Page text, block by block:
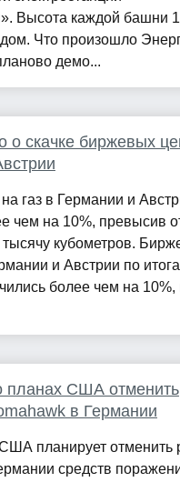
Высота каждой башни
Что произошло
демо...
о скачке биржевых
газ в Германии и
чем на 10%, превысив
кубометров.
и Австрии по
более чем на 10%,
планах США отменить
в Германии
планирует отменить
средств